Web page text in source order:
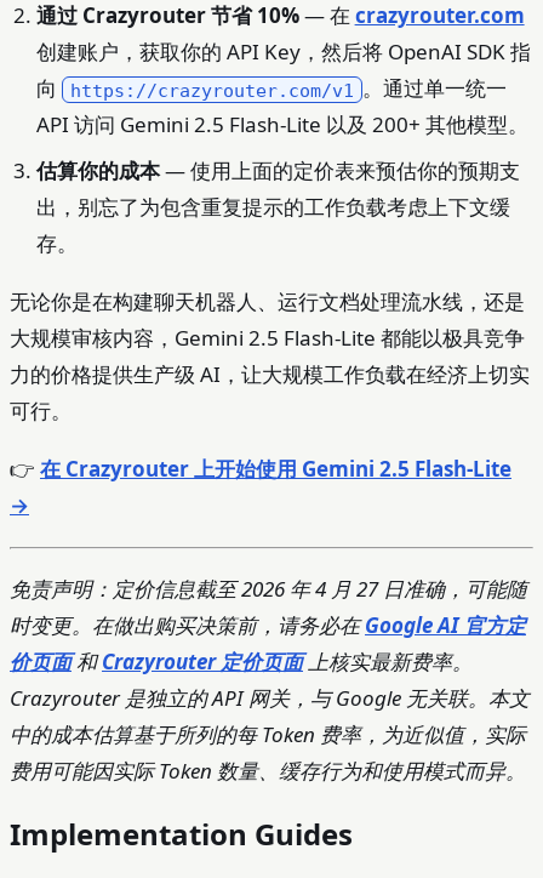
通过 Crazyrouter 节省 10%— 在 crazyrouter.com
创建账户，获取你的 API Key，然后将 OpenAI SDK 指
向
https://crazyrouter.com/v1 。通过单一统一
API 访问 Gemini 2.5 Flash-Lite 以及 200+ 其他模型。
估算你的成本— 使用上面的定价表来预估你的预期支
出，别忘了为包含重复提示的工作负载考虑上下文缓
存。
无论你是在构建聊天机器人、运行文档处理流水线，还是
大规模审核内容，Gemini 2.5 Flash-Lite 都能以极具竞争
力的价格提供生产级 AI，让大规模工作负载在经济上切实
可行。
👉 在 Crazyrouter 上开始使用 Gemini 2.5 Flash-Lite
→
免责声明：定价信息截至 2026 年 4 月 27 日准确，可能随
时变更。在做出购买决策前，请务必在Google AI 官方定
价页面和Crazyrouter 定价页面上核实最新费率。
Crazyrouter 是独立的 API 网关，与 Google 无关联。本文
中的成本估算基于所列的每 Token 费率，为近似值，实际
费用可能因实际 Token 数量、缓存行为和使用模式而异。
Implementation Guides